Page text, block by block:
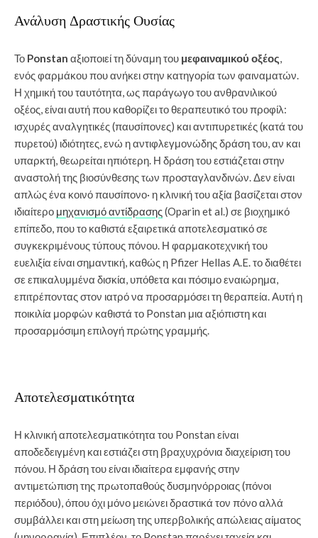
Ανάλυση Δραστικής Ουσίας
Το Ponstan αξιοποιεί τη δύναμη του μεφαιναμικού οξέος,
ενός φαρμάκου που ανήκει στην κατηγορία των φαιναματών.
Η χημική του ταυτότητα, ως παράγωγο του ανθρανιλικού
οξέος, είναι αυτή που καθορίζει το θεραπευτικό του προφίλ:
ισχυρές αναλγητικές (παυσίπονες) και αντιπυρετικές (κατά του
πυρετού) ιδιότητες, ενώ η αντιφλεγμονώδης δράση του, αν και
υπαρκτή, θεωρείται ηπιότερη. Η δράση του εστιάζεται στην
αναστολή της βιοσύνθεσης των προσταγλανδινών. Δεν είναι
απλώς ένα κοινό παυσίπονο· η κλινική του αξία βασίζεται στον
ιδιαίτερο μηχανισμό αντίδρασης(Oparin et al.) σε βιοχημικό
επίπεδο, που το καθιστά εξαιρετικά αποτελεσματικό σε
συγκεκριμένους τύπους πόνου. Η φαρμακοτεχνική του
ευελιξία είναι σημαντική, καθώς η Pfizer Hellas A.E. το διαθέτει
σε επικαλυμμένα δισκία, υπόθετα και πόσιμο εναιώρημα,
επιτρέποντας στον ιατρό να προσαρμόσει τη θεραπεία. Αυτή η
ποικιλία μορφών καθιστά το Ponstan μια αξιόπιστη και
προσαρμόσιμη επιλογή πρώτης γραμμής.
Αποτελεσματικότητα
Η κλινική αποτελεσματικότητα του Ponstan είναι
αποδεδειγμένη και εστιάζει στη βραχυχρόνια διαχείριση του
πόνου. Η δράση του είναι ιδιαίτερα εμφανής στην
αντιμετώπιση της πρωτοπαθούς δυσμηνόρροιας (πόνοι
περιόδου), όπου όχι μόνο μειώνει δραστικά τον πόνο αλλά
συμβάλλει και στη μείωση της υπερβολικής απώλειας αίματος